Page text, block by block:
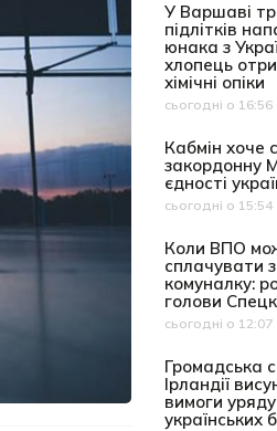
У Варшаві
підлітків
юнака з
хлопець
хімічні опіки
Дата публікації
сьогодні о 16:56
Кабмін хоче
закордонну
єдності
Дата публікації
сьогодні о 15:54
Коли ВПО
сплачувати
комуналку:
голови
Дата публікації
сьогодні о 12:07
Громадська
Ірландії
вимоги
українських